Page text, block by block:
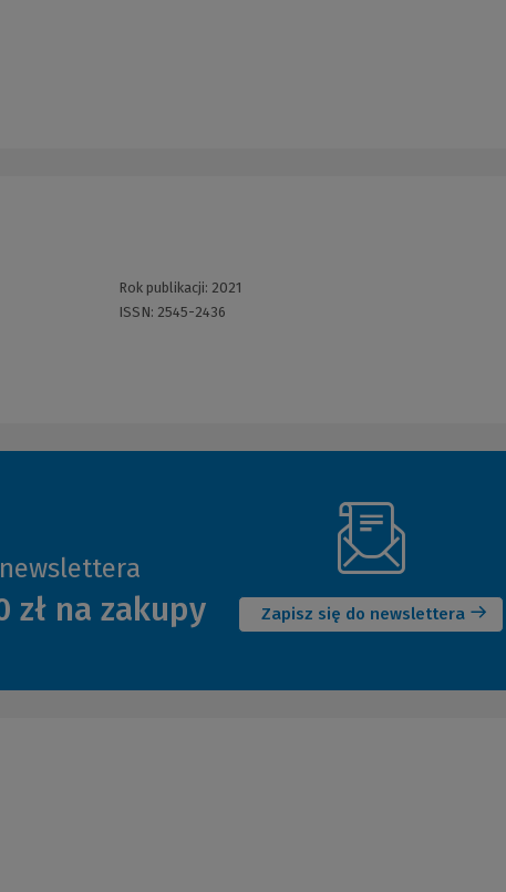
Rok publikacji: 2021
ISSN: 2545-2436
zł na zakupy Zapisz się do newslettera
(Nowe
okno)